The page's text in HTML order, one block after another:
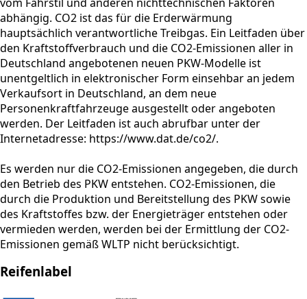
abhängig. CO2 ist das für die Erderwärmung
hauptsächlich verantwortliche Treibgas. Ein Leitfaden über
den Kraftstoffverbrauch und die CO2-Emissionen aller in
Deutschland angebotenen neuen PKW-Modelle ist
unentgeltlich in elektronischer Form einsehbar an jedem
Verkaufsort in Deutschland, an dem neue
Personenkraftfahrzeuge ausgestellt oder angeboten
werden. Der Leitfaden ist auch abrufbar unter der
Internetadresse: https://www.dat.de/co2/.
Es werden nur die CO2-Emissionen angegeben, die durch
den Betrieb des PKW entstehen. CO2-Emissionen, die
durch die Produktion und Bereitstellung des PKW sowie
des Kraftstoffes bzw. der Energieträger entstehen oder
vermieden werden, werden bei der Ermittlung der CO2-
Emissionen gemäß WLTP nicht berücksichtigt.
Reifenlabel